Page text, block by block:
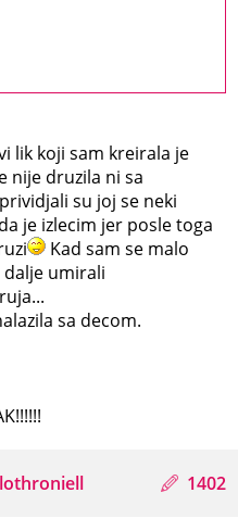
lik koji sam kreirala je
nije druzila ni sa
su joj se neki
je izlecim jer posle toga
Kad sam se malo
dalje umirali
sa decom.
lothroniell 1402